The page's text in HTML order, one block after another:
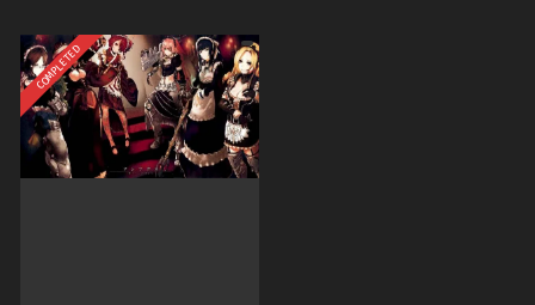
COMPLETED